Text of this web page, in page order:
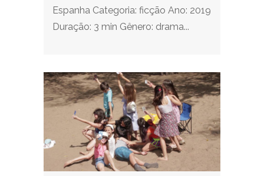
Espanha Categoria: ficção Ano: 2019
Duração: 3 min Gênero: drama...